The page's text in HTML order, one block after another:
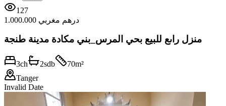
127
1.000.000 درهم مغربي
منزل راىع للبيع بحي المرس_بني مكادة مدينة طنجة
3ch 2sdb 70m²
Tanger
Invalid Date